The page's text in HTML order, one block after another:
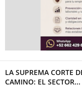
LA SUPREMA CORTE
CAMINO: EL SECTOR...